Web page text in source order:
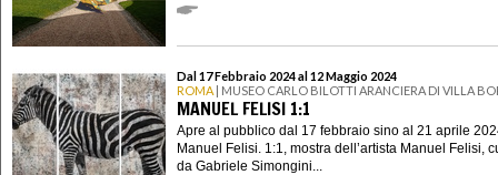
Dal 17 Febbraio 2024 al 12 Maggio 2024
ROMA | MUSEO CARLO BILOTTI ARANCIERA DI VILLA
MANUEL FELISI 1:1
Apre al pubblico dal 17 febbraio sino al 21 aprile
Manuel Felisi. 1:1, mostra dell’artista Manuel Felisi,
da Gabriele Simongini...